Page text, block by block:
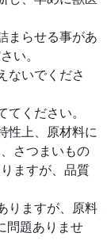
まらせる事があ
い。
ないでくださ
てください。
性上、原材料に
さつまいもの
ますが、品質
りますが、原料
問題ありませ